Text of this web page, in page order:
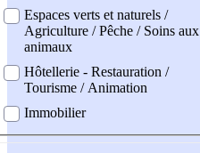
Espaces verts et naturels /
Agriculture / Pêche / Soins aux
animaux
Hôtellerie - Restauration /
Tourisme / Animation
Immobilier